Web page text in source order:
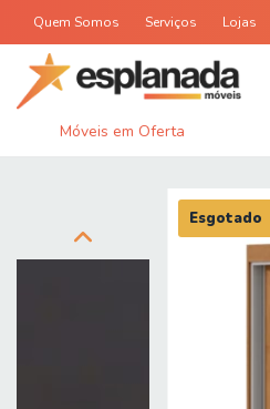
Quem Somos Serviços Lojas
Móveis em Oferta
Esgotado